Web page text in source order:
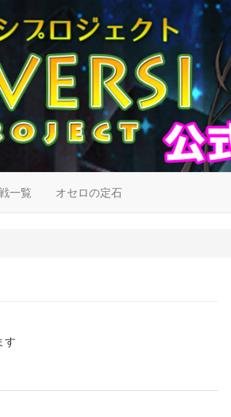
一覧 オセロの定石
す